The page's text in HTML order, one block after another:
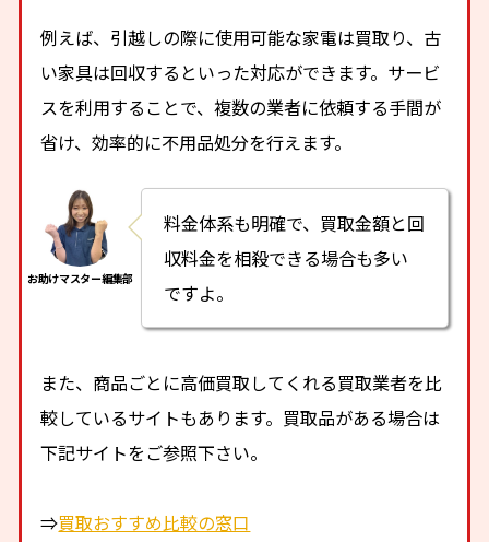
例えば、引越しの際に使用可能な家電は買取り、古
い家具は回収するといった対応ができます。サービ
スを利用することで、複数の業者に依頼する手間が
省け、効率的に不用品処分を行えます。
料金体系も明確で、買取金額と回
収料金を相殺できる場合も多い
ですよ。
また、商品ごとに高価買取してくれる買取業者を比
較しているサイトもあります。買取品がある場合は
下記サイトをご参照下さい。
⇒買取おすすめ比較の窓口